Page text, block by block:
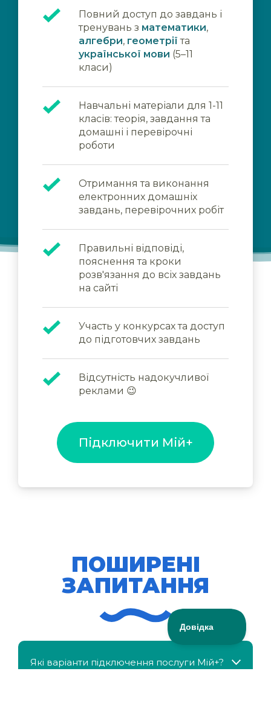
Повний доступ до завдань і
тренувань з математики,
алгебри, геометрії та
української мови (5–11
класи)
Навчальні матеріали для 1-11
класів: теорія, завдання та
домашні і перевірочні
роботи
Отримання та виконання
електронних домашніх
завдань, перевірочних робіт
Правильні відповіді,
пояснення та кроки
розв'язання до всіх завдань
на сайті
Участь у конкурсах та доступ
до підготовчих завдань
Відсутність надокучливої
реклами 😉
Підключити Мій+
ПОШИРЕНІ
ЗАПИТАННЯ
Які варіанти підключення послуги Мій+?